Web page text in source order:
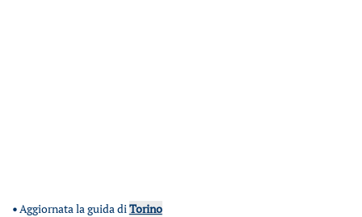
•Aggiornata la guida diTorino